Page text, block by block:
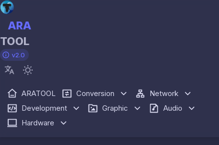
ARA
TOOL
v2.0
ARATOOL Conversion
Network
Development
Graphic
Audio
Hardware